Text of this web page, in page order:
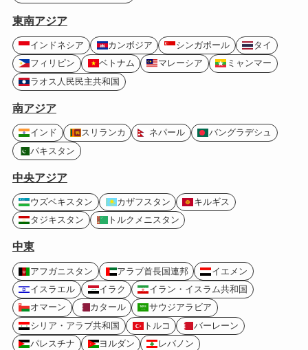
東南アジア
インドネシア カンボジア シンガポール
タイ
フィリピン
ベトナム マレーシア
ミャンマー
ラオス人民民主共和国
南アジア
インド スリランカ ネパール
バングラデシュ
パキスタン
中央アジア
ウズベキスタン カザフスタン
キルギス
タジキスタン
トルクメニスタン
中東
アフガニスタン アラブ首長国連邦
イエメン
イスラエル
イラク
イラン・イスラム共和国
オマーン
カタール
サウジアラビア
シリア・アラブ共和国
トルコ
バーレーン
パレスチナ
ヨルダン レバノン